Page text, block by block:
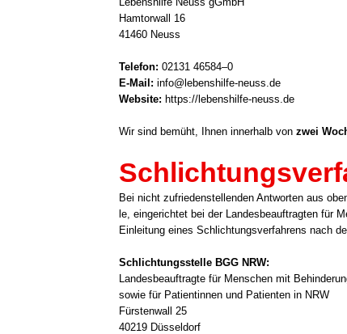
Ham­tor­wall 16
41460 Neuss
Tele­fon: 02131 46584–0
E‑Mail: info@lebenshilfe-neuss.de
Web­site: https://lebenshilfe-neuss.de
Wir sind bemüht, Ihnen inner­halb von zwei
Bei nicht zufrie­den­stel­len­den Ant­wor­ten aus
le, ein­ge­rich­tet bei der Lan­des­be­auf­trag­ten für
Ein­lei­tung eines Schlich­tungs­ver­fah­rens nach
Schlich­tungs­stel­le BGG NRW:
Lan­des­be­auf­trag­te für Men­schen mit
sowie für Pati­en­tin­nen und Pati­en­ten in NRW
Fürs­ten­wall 25
40219 Düs­sel­dorf